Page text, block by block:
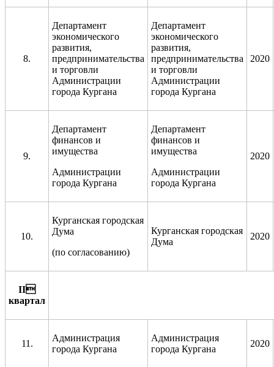
8.
Департамент
экономического
развития,
предпринимательства
и торговли
Администрации
города Кургана
Департамент
экономического
развития,
предпринимательства
и торговли
Администрации
города Кургана
2020
9.
Департамент
финансов и
имущества
Администрации
города Кургана
Департамент
финансов и
имущества
Администрации
города Кургана
2020
10.
Курганская городская
Дума
(по согласованию)
Курганская городская
Дума
2020
II
квартал
11.
Администрация
города Кургана
Администрация
города Кургана
2020